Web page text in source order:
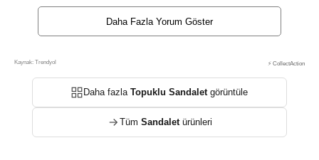
Daha Fazla Yorum Göster
Kaynak: Trendyol ⚡ CollectAction
Daha fazlaTopuklu Sandaletgörüntüle
Tüm Sandaletürünleri